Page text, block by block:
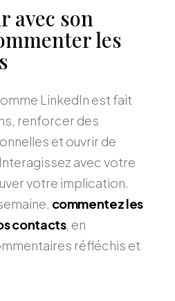
avec son
les
LinkedIn est fait
renforcer des
et ouvrir de
avec votre
votre implication.
commentez les
contacts, en
réfléchis et